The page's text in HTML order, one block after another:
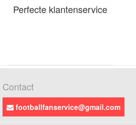
Perfecte klantenservice
Contact
footballfanservice@gmail.com